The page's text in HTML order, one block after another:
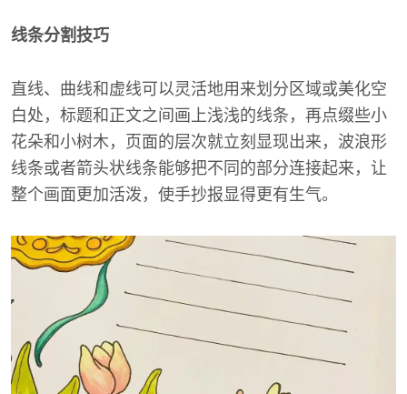
线条分割技巧
直线、曲线和虚线可以灵活地用来划分区域或美化空
白处，标题和正文之间画上浅浅的线条，再点缀些小
花朵和小树木，页面的层次就立刻显现出来，波浪形
线条或者箭头状线条能够把不同的部分连接起来，让
整个画面更加活泼，使手抄报显得更有生气。